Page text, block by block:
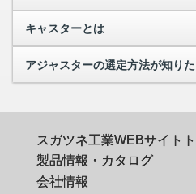
キャスターとは
アジャスターの選定方法が知り
スガツネ工業WEBサイト
製品情報・カタログ
会社情報